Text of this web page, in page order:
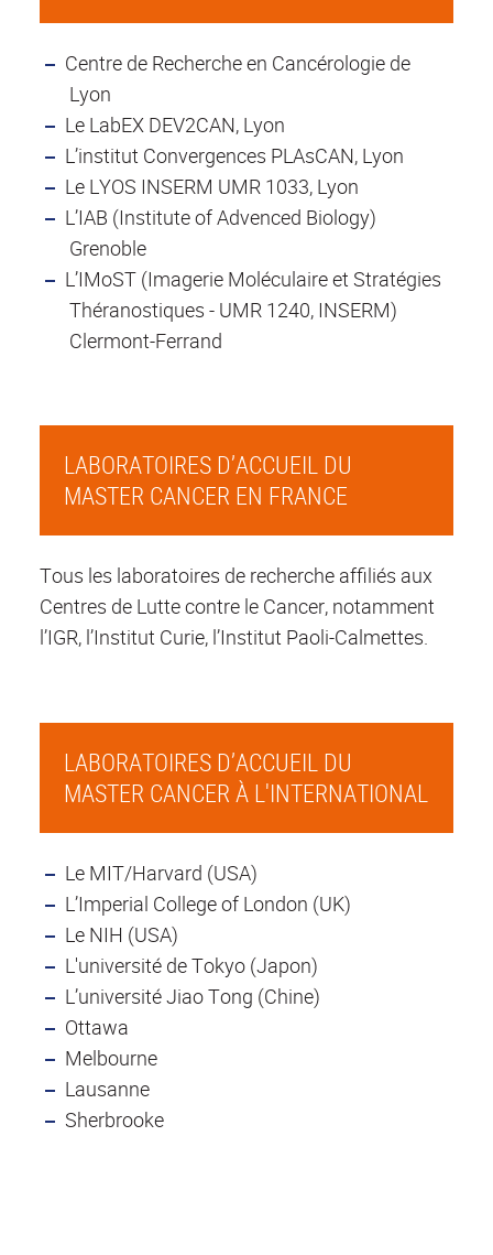
Centre de Recherche en Cancérologie de
Lyon
Le LabEX DEV2CAN, Lyon
L’institut Convergences PLAsCAN, Lyon
Le LYOS INSERM UMR 1033, Lyon
L’IAB (Institute of Advenced Biology)
Grenoble
L’IMoST (Imagerie Moléculaire et Stratégies
Théranostiques - UMR 1240, INSERM)
Clermont-Ferrand
LABORATOIRES D’ACCUEIL DU
MASTER CANCER EN FRANCE
Tous les laboratoires de recherche affiliés aux
Centres de Lutte contre le Cancer, notamment
l’IGR, l’Institut Curie, l’Institut Paoli-Calmettes.
LABORATOIRES D’ACCUEIL DU
MASTER CANCER À L'INTERNATIONAL
Le MIT/Harvard (USA)
L’Imperial College of London (UK)
Le NIH (USA)
L'université de Tokyo (Japon)
L’université Jiao Tong (Chine)
Ottawa
Melbourne
Lausanne
Sherbrooke